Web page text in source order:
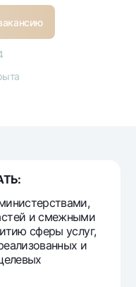
и смежными
сферы услуг,
и